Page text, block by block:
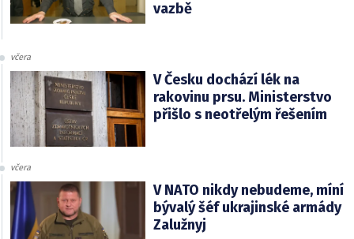
vazbě
včera
V Česku dochází lék na
rakovinu prsu. Ministerstvo
přišlo s neotřelým řešením
včera
V NATO nikdy nebudeme, míní
bývalý šéf ukrajinské armády
Zalužnyj